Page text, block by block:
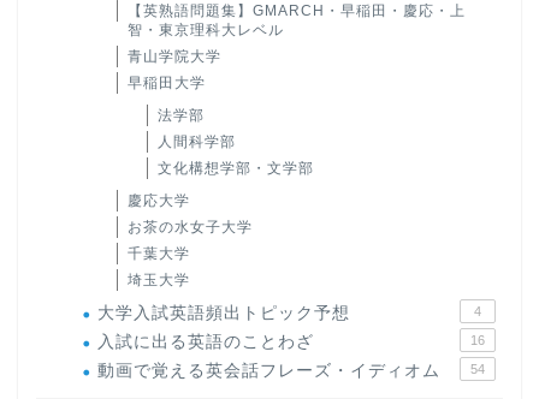
【英熟語問題集】GMARCH・早稲田・慶応・上
智・東京理科大レベル
青山学院大学
早稲田大学
法学部
人間科学部
文化構想学部・文学部
慶応大学
お茶の水女子大学
千葉大学
埼玉大学
大学入試英語頻出トピック予想 4
入試に出る英語のことわざ 16
動画で覚える英会話フレーズ・イディオム 54